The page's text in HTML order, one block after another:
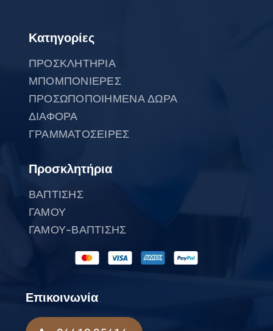
Κατηγορίες
ΠΡΟΣΚΛΗΤΗΡΙΑ
ΜΠΟΜΠΟΝΙΕΡΕΣ
ΠΡΟΣΩΠΟΠΟΙΗΜΕΝΑ ΔΩΡΑ
ΔΙΑΦΟΡΑ
ΓΡΑΜΜΑΤΟΣΕΙΡΕΣ
Προσκλητήρια
ΒΑΠΤΙΣΗΣ
ΓΑΜΟΥ
ΓΑΜΟΥ-ΒΑΠΤΙΣΗΣ
Επικοινωνία